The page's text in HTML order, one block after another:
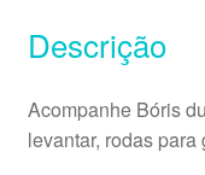
Descrição
Acompanhe Bóris
levantar, rodas